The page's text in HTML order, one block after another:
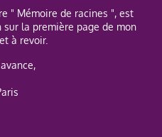
" Mémoire de racines ", est
la première page de mon
à revoir.